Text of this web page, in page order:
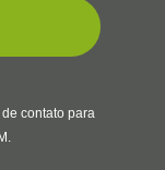
contato para